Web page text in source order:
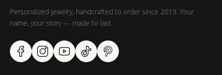
Personalized jewelry, handcrafted to order since 2013. Your
name, your story — made to last.